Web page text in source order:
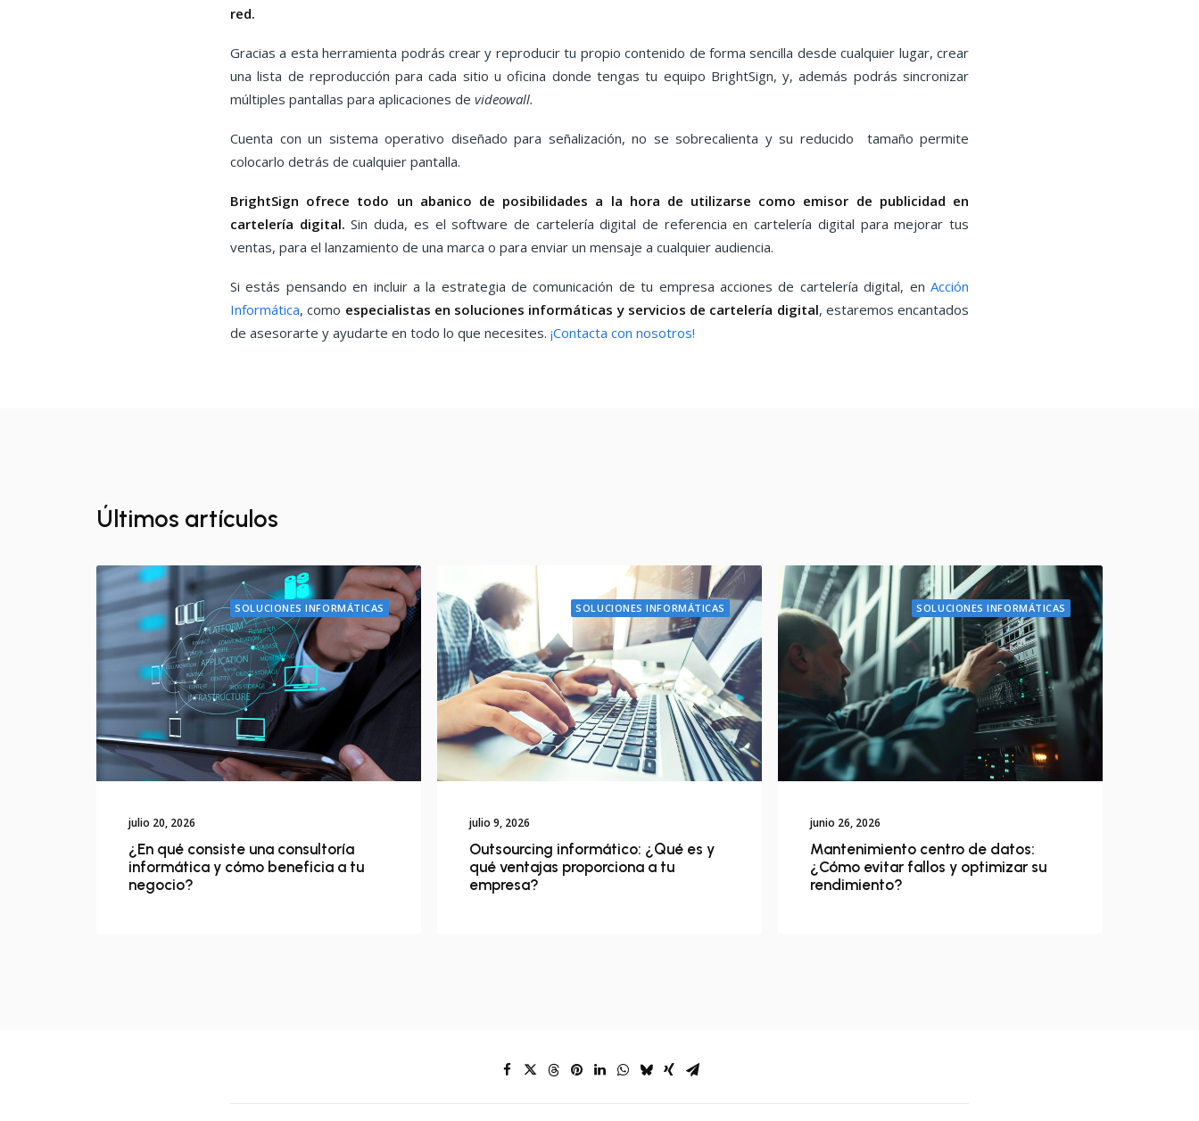
red.
Gracias a esta herramienta podrás crear y reproducir tu propio contenido de forma sencilla desde cualquier lugar, crear
una lista de reproducción para cada sitio u oficina donde tengas tu equipo BrightSign, y, además podrás sincronizar
múltiples pantallas para aplicaciones de videowall.
Cuenta con un sistema operativo diseñado para señalización, no se sobrecalienta y su reducido tamaño permite
colocarlo detrás de cualquier pantalla.
BrightSign ofrece todo un abanico de posibilidades a la hora de utilizarse como emisor de publicidad en
cartelería digital. Sin duda, es el software de cartelería digital de referencia en cartelería digital para mejorar tus
ventas, para el lanzamiento de una marca o para enviar un mensaje a cualquier audiencia.
Si estás pensando en incluir a la estrategia de comunicación de tu empresa acciones de cartelería digital, en Acción
Informática, como especialistas en soluciones informáticas y servicios de cartelería digital, estaremos encantados
de asesorarte y ayudarte en todo lo que necesites. ¡Contacta con nosotros!
Últimos artículos
SOLUCIONES INFORMÁTICAS
julio 20, 2026
¿En qué consiste una consultoría
informática y cómo beneficia a tu
negocio?
SOLUCIONES INFORMÁTICAS
julio 9, 2026
Outsourcing informático: ¿Qué es y
qué ventajas proporciona a tu
empresa?
SOLUCIONES INFORMÁTICAS
junio 26, 2026
Mantenimiento centro de datos:
¿Cómo evitar fallos y optimizar su
rendimiento?